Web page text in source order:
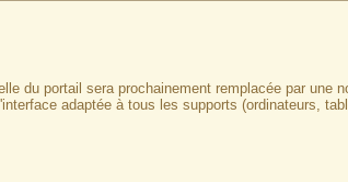
du portail sera prochainement remplacée par une
adaptée à tous les supports (ordinateurs,